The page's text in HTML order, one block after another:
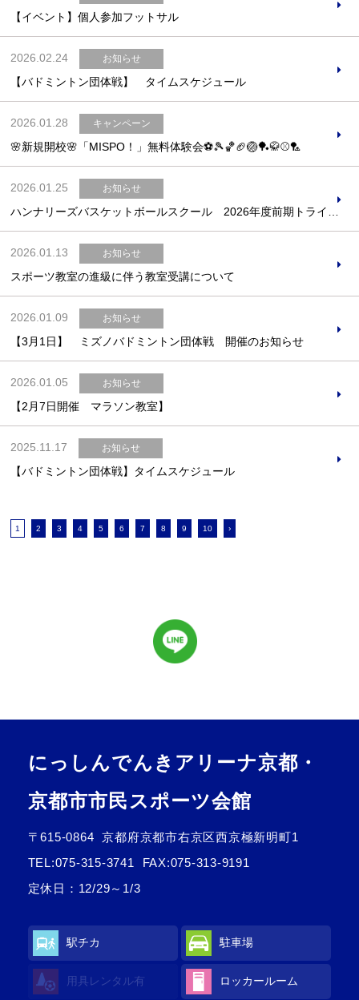
【イベント】個人参加フットサル
2026.02.24 お知らせ
【バドミントン団体戦】 タイムスケジュール
2026.01.28 キャンペーン
🌸新規開校🌸「MISPO！」無料体験会⚽️🎾🏀🏈🏐🏓🥋⚾️🏸
2026.01.25 お知らせ
2026.01.13 お知らせ
スポーツ教室の進級に伴う教室受講について
2026.01.09 お知らせ
【3月1日】 ミズノバドミントン団体戦 開催のお知らせ
2026.01.05 お知らせ
【2月7日開催 マラソン教室】
2025.11.17 お知らせ
【バドミントン団体戦】タイムスケジュール
1 2 3 4 5 6 7 8 9 10 ›
にっしんでんきアリーナ京都・
京都市市民スポーツ会館
〒615-0864
京都府京都市右京区西京極新明町1
TEL:075-315-3741
FAX:075-313-9191
定休日：12/29～1/3
駅チカ 駐車場
用具レンタル有 ロッカールーム